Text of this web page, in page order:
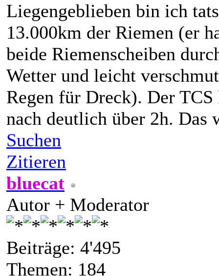
Liegengeblieben bin ich
13.000km der Riemen (er
beide Riemenscheiben
Wetter und leicht
Regen für Dreck). Der
nach deutlich über 2h. Das
Suchen
Zitieren
bluecat
Autor + Moderator
Beiträge: 4'495
Themen: 184